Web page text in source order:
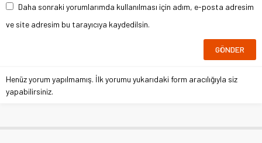
Daha sonraki yorumlarımda kullanılması için adım, e-posta adresim
ve site adresim bu tarayıcıya kaydedilsin.
Henüz yorum yapılmamış. İlk yorumu yukarıdaki form aracılığıyla siz
yapabilirsiniz.